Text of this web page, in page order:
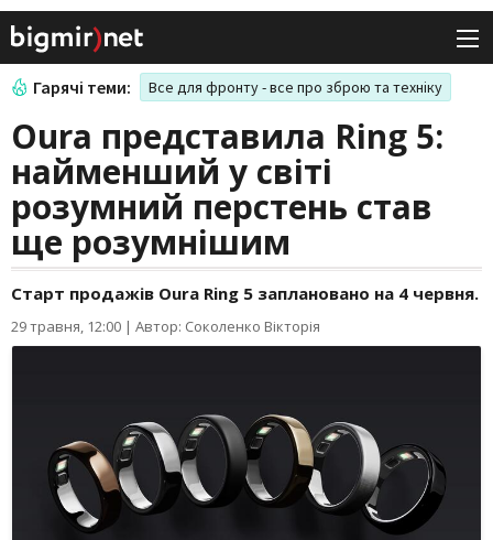
Гарячі теми: Все для фронту - все про зброю та техніку
Oura представила Ring 5:
найменший у світі
розумний перстень став
ще розумнішим
Старт продажів Oura Ring 5 заплановано на 4 червня.
29 травня, 12:00 | Автор: Соколенко Вікторія